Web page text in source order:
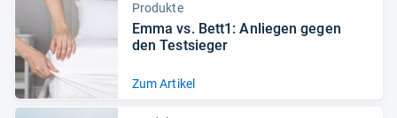
Produkte
Emma vs. Bett1: Anlie­gen gegen
den Test­sie­ger
Zum Artikel